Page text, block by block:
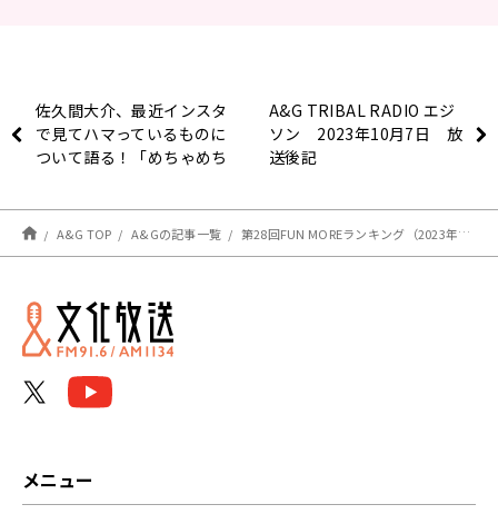
佐久間大介、最近インスタ
で見てハマっているものに
ついて語る！「めちゃめち
るのが超かっこいい」
A&G TRIBAL RADIO エジ
ソン 2023年10月7日 放
送後記
A&G TOP A&Gの記事一覧 第28回FUN MOREランキング（2023年10月7日分）
メニュー